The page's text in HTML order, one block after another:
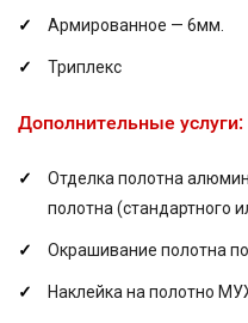
Армированное — 6мм.
Триплекс
Дополнительные услуги:
Отделка полотна
полотна (стандартного
Окрашивание полотна по
Наклейка на полотно